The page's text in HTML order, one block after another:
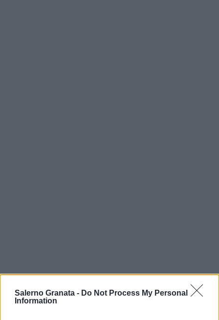
Salerno Granata - Do Not Process My Personal
Information